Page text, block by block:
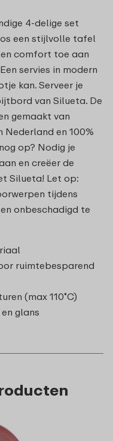
4-delige set
een stijlvolle tafel
comfort toe aan
servies in modern
kan. Serveer je
van Silueta. De
gemaakt van
en 100%
op? Nodig je
en creëer de
Silueta! Let op:
tijdens
onbeschadigd te
ruimtebesparend
(max 110˚C)
glans